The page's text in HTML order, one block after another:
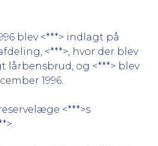
blev <***> indlagt på
<***>, hvor der blev
lårbensbrud, og <***> blev
1996.
<***>s